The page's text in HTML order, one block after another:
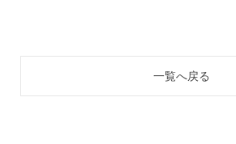
一覧へ戻る